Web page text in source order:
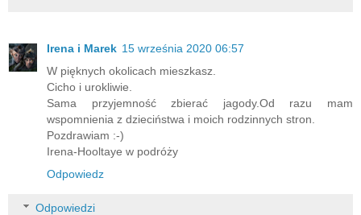
Irena i Marek 15 września 2020 06:57
W pięknych okolicach mieszkasz.
Cicho i urokliwie.
Sama przyjemność zbierać jagody.Od razu mam
wspomnienia z dzieciństwa i moich rodzinnych stron.
Pozdrawiam :-)
Irena-Hooltaye w podróży
Odpowiedz
Odpowiedzi